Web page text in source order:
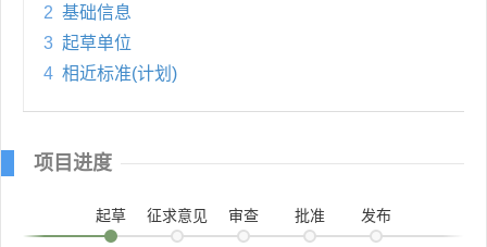
2 基础信息
3 起草单位
4 相近标准(计划)
项目进度
起草 征求意见 审查 批准 发布